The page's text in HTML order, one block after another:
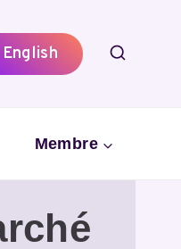
English
Membre